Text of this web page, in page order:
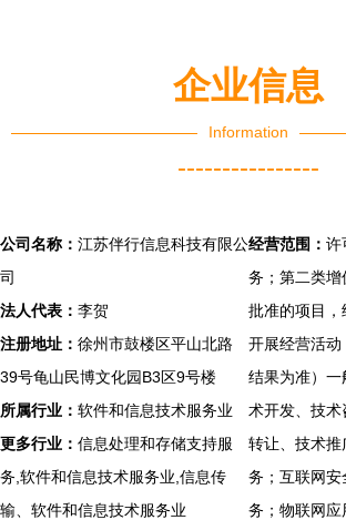
企业信息
Information
----------------
公司名称： 江苏伴行信息科技有限公
司
法人代表： 李贺
注册地址： 徐州市鼓楼区平山北路
39号龟山民博文化园B3区9号楼
所属行业： 软件和信息技术服务业
更多行业： 信息处理和存储支持服
务,软件和信息技术服务业,信息传
输、软件和信息技术服务业
经营范围： 许
务；第二类
批准的项目
开展经营活
结果为准）
术开发、技
转让、技术推
务；互联网安
务；物联网应